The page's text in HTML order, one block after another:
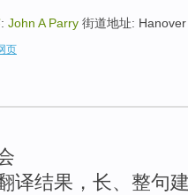
: John A Parry 街道地址:
页
译结果，长、整句